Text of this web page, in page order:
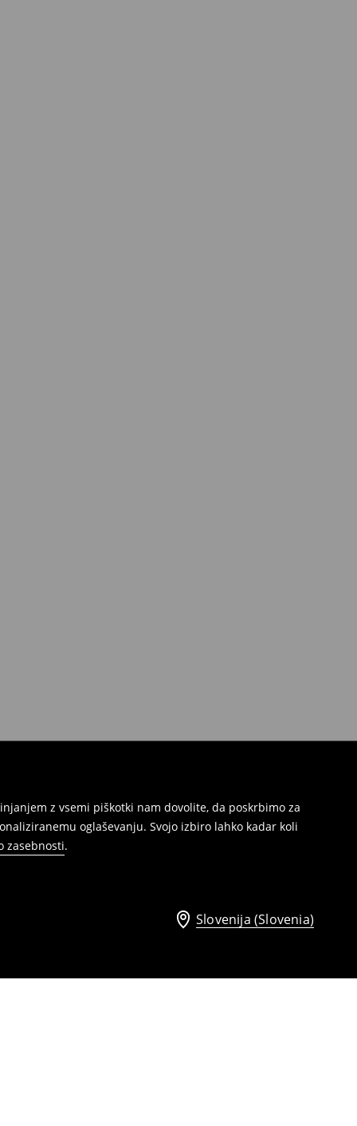
z vsemi piškotki nam dovolite, da poskrbimo za
oglaševanju. Svojo izbiro lahko kadar koli
zasebnosti.
Slovenija (Slovenia)